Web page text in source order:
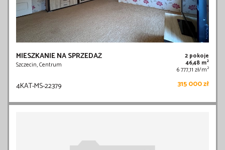
MIESZKANIE NA SPRZEDAŻ
Szczecin, Centrum
2 pokoje
46,48 m2
6 777,11 zł/m2
4KAT-MS-22379 315 000 zł